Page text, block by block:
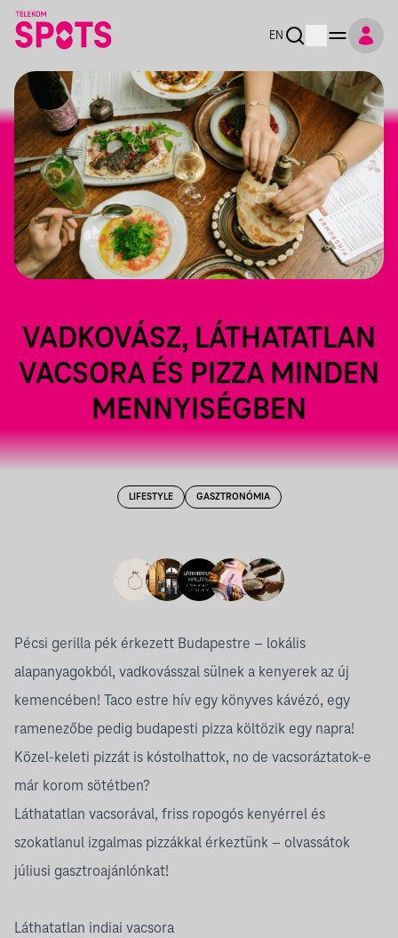
EN
VADKOVÁSZ, LÁTHATATLAN
VACSORA ÉS PIZZA MINDEN
MENNYISÉGBEN
LIFESTYLE GASZTRONÓMIA
Pécsi gerilla pék érkezett Budapestre – lokális
alapanyagokból, vadkovásszal sülnek a kenyerek az új
kemencében! Taco estre hív egy könyves kávézó, egy
ramenezőbe pedig budapesti pizza költözik egy napra!
Közel-keleti pizzát is kóstolhattok, no de vacsoráztatok-e
már korom sötétben?
Láthatatlan vacsorával, friss ropogós kenyérrel és
szokatlanul izgalmas pizzákkal érkeztünk – olvassátok
júliusi gasztroajánlónkat!
Láthatatlan indiai vacsora